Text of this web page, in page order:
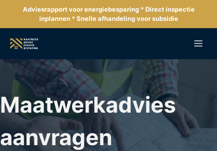
de
inhoud
Adviesrapport voor energiebesparing * Direct inspectie
inplannen * Snelle afhandeling voor subsidie
Maatwerkadvies
aanvragen